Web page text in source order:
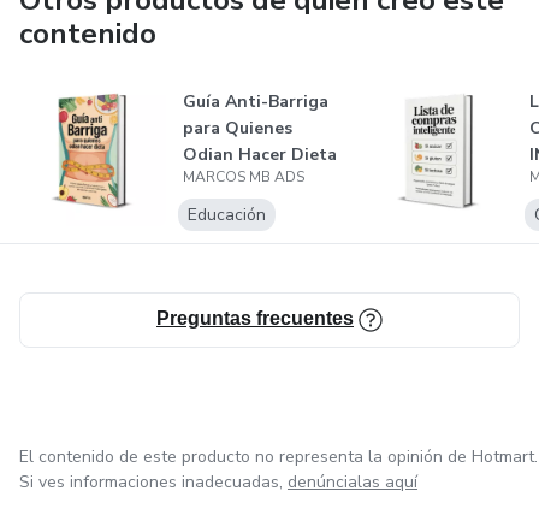
contenido
Guía Anti-Barriga
para Quienes
Odian Hacer Dieta
MARCOS MB ADS
Educación
Preguntas frecuentes
El contenido de este producto no representa la opinión de Hotmart.
Si ves informaciones inadecuadas, denúncialas aquí